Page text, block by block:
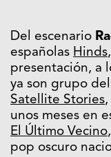
Del escenario
españolas Hinds
presentación, a
ya son grupo
Satellite Stories
unos meses en
El Último Vecino
pop oscuro